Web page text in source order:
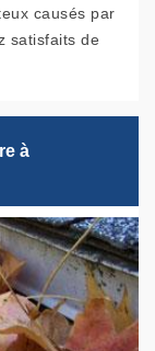
causés par
satisfaits de
à